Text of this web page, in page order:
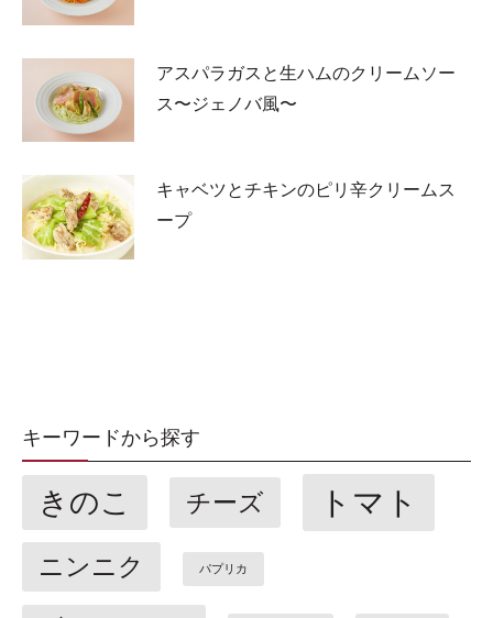
アスパラガスと生ハムのクリームソー
ス〜ジェノバ風〜
キャベツとチキンのピリ辛クリームス
ープ
キーワードから探す
きのこ チーズ トマト
ニンニク パプリカ